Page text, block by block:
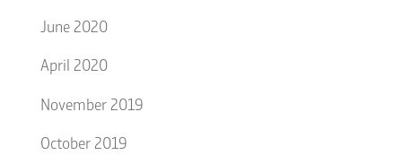
June 2020
April 2020
November 2019
October 2019